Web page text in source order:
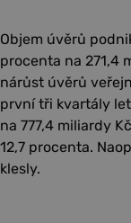
Objem úvěrů
procenta na 271,4
nárůst úvěrů
první tři kvartály
na 777,4 miliardy
12,7 procenta.
klesly.